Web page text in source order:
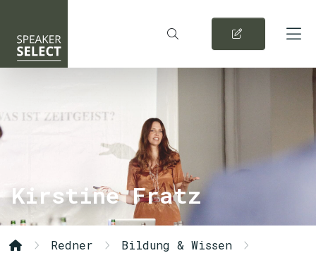
Kirstine Fratz
Redner
Bildung & Wissen